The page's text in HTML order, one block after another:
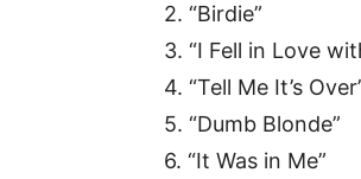
2. “Birdie”
3. “I Fell in Love
4. “Tell Me It’s
5. “Dumb Blonde”
6. “It Was in Me”